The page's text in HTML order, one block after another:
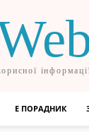
Е ПОРАДНИК